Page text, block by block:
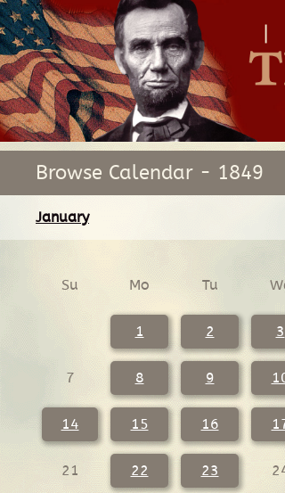
Browse Calendar - 1849
January
Su Mo Tu
1 2 3
7 8 9
14 15 16
21 22 23